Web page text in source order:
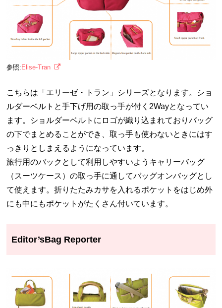
参照: Elise-Tran
こちらは「エリーゼ・トラン」シリーズとなります。ショ
ルダーベルトと手下げ用の取っ手が付く2Wayとなってい
ます。ショルダーベルトにロゴが織り込まれておりバッグ
の下でまとめることができ、取っ手も使わないときにはす
っきりとしまえるようになっています。
旅行用のバックとして利用しやすいようキャリーバッグ
（スーツケース）の取っ手に通してバッグオンバッグとし
て使えます。折りたたみカサを入れるポケットをはじめ外
にも中にもポケットがたくさん付いています。
Editor’sBag Reporter